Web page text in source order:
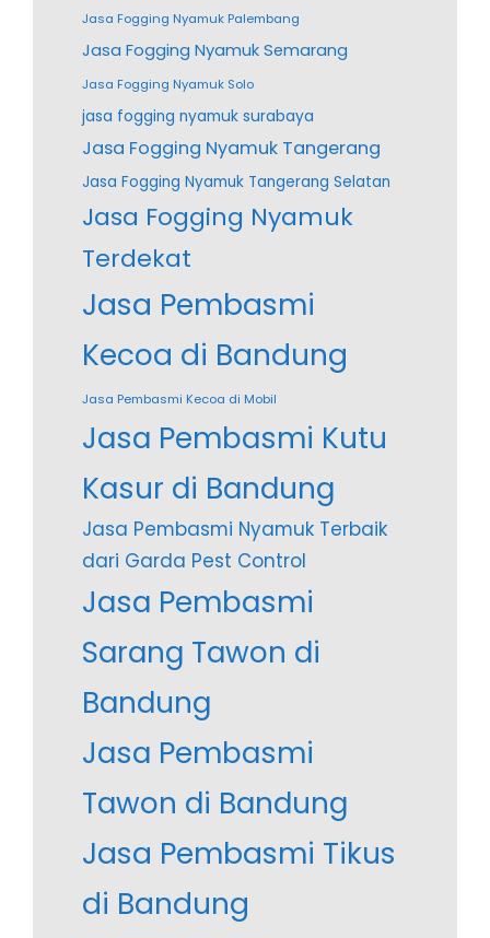
Jasa Fogging Nyamuk Palembang
Jasa Fogging Nyamuk Semarang
Jasa Fogging Nyamuk Solo
jasa fogging nyamuk surabaya
Jasa Fogging Nyamuk Tangerang
Jasa Fogging Nyamuk Tangerang Selatan
Jasa Fogging Nyamuk
Terdekat
Jasa Pembasmi
Kecoa di Bandung
Jasa Pembasmi Kecoa di Mobil
Jasa Pembasmi Kutu
Kasur di Bandung
Jasa Pembasmi Nyamuk Terbaik
dari Garda Pest Control
Jasa Pembasmi
Sarang Tawon di
Bandung
Jasa Pembasmi
Tawon di Bandung
Jasa Pembasmi Tikus
di Bandung